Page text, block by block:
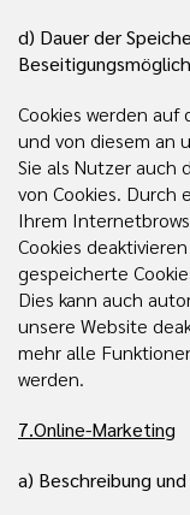
d) Dauer der
Cookies werden
und von diesem an
Sie als Nutzer auch
von Cookies. Durch
Ihrem
Cookies
gespeicherte
Dies kann auch
unsere Website
mehr alle
werden.
7.Online-Marketing
a) Beschreibung